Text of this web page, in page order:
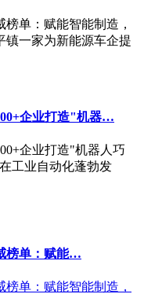
单：赋能智能制造，
镇一家为新能源车企提
企业打造"机器…
企业打造"机器人巧
工业自动化蓬勃发
榜单：赋能…
单：赋能智能制造，